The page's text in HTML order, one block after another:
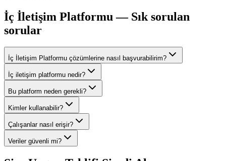
İç İletişim Platformu — Sık sorulan
sorular
İç İletişim Platformu çözümlerine nasıl başvurabilirim?
İç iletişim platformu nedir?
Bu platform neden gerekli?
Kimler kullanabilir?
Çalışanlar nasıl erişir?
Veriler güvenli mi?